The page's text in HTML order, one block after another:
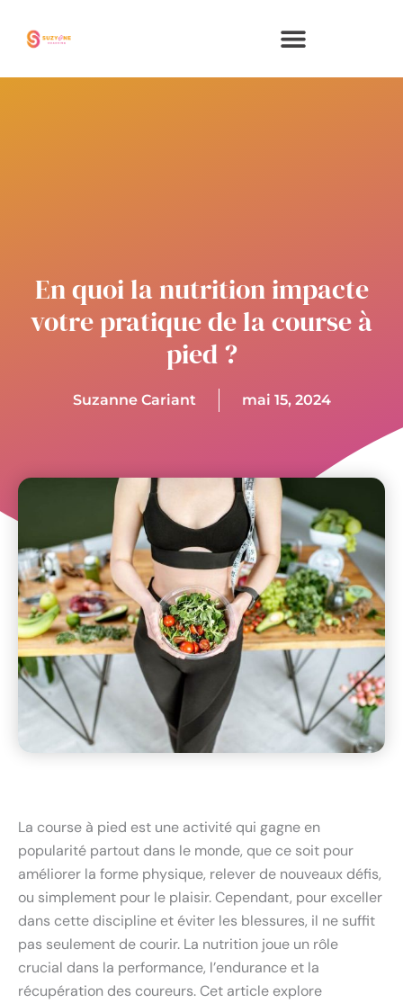
En quoi la nutrition impacte
votre pratique de la course à
pied ?
Suzanne Cariant mai 15, 2024
La course à pied est une activité qui gagne en
popularité partout dans le monde, que ce soit pour
améliorer la forme physique, relever de nouveaux défis,
ou simplement pour le plaisir. Cependant, pour exceller
dans cette discipline et éviter les blessures, il ne suffit
pas seulement de courir. La nutrition joue un rôle
crucial dans la performance, l’endurance et la
récupération des coureurs. Cet article explore